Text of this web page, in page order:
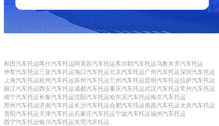
和田汽车托运喀什汽车托运阿克苏汽车托运库尔勒汽车托运乌鲁木齐汽车托运
伊犁汽车托运三亚汽车托运海口汽车托运北京汽车托运广州汽车托运深圳汽车托运
上海汽车托运杭州汽车托运苏州汽车托运兰州汽车托运昆明汽车托运拉萨汽车托运
丽江汽车托运西安汽车托运成都汽车托运重庆汽车托运武汉汽车托运常州汽车托运
南宁汽车托运长春汽车托运沈阳汽车托运哈尔滨汽车托运南京汽车托运
郑州汽车托运济南汽车托运长沙汽车托运合肥汽车托运南昌汽车托运太原汽车托运
贵阳汽车托运天津汽车托运石家庄汽车托运宁波汽车托运福州汽车托运
西宁汽车托运银川汽车托运东莞汽车托运